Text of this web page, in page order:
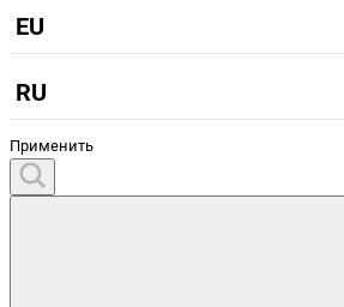
EU
RU
Применить